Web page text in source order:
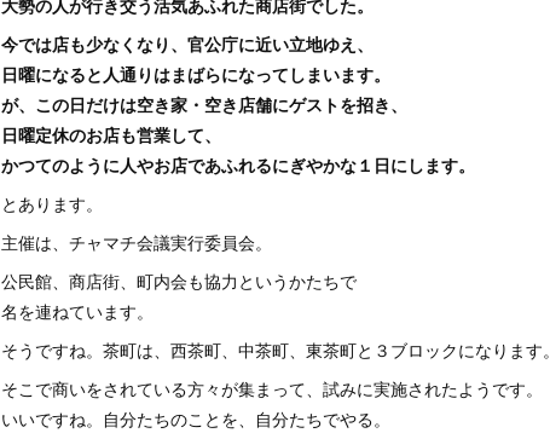
大勢の人が行き交う活気あふれた商店街でした。
今では店も少なくなり、官公庁に近い立地ゆえ、
日曜になると人通りはまばらになってしまいます。
が、この日だけは空き家・空き店舗にゲストを招き、
日曜定休のお店も営業して、
かつてのように人やお店であふれるにぎやかな１日にします。
とあります。
主催は、チャマチ会議実行委員会。
公民館、商店街、町内会も協力というかたちで
名を連ねています。
そうですね。茶町は、西茶町、中茶町、東茶町と３ブロックになります。
そこで商いをされている方々が集まって、試みに実施されたようです。
いいですね。自分たちのことを、自分たちでやる。